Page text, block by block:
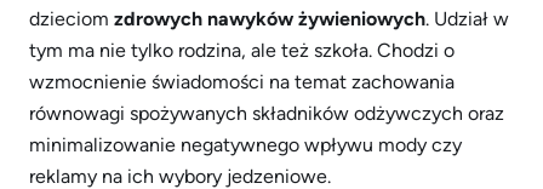
dzieciom zdrowych nawyków żywieniowych. Udział w
tym ma nie tylko rodzina, ale też szkoła. Chodzi o
wzmocnienie świadomości na temat zachowania
równowagi spożywanych składników odżywczych oraz
minimalizowanie negatywnego wpływu mody czy
reklamy na ich wybory jedzeniowe.